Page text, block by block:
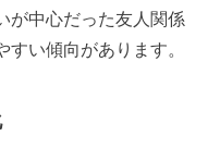
が中心だった友人関係
い傾向があります。